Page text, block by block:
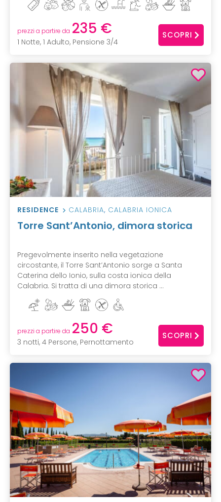
prezzi a partire da 235 €
1 Notte, 1 Adulto, Pensione 3/4
SCOPRI
RESIDENCE CALABRIA, CALABRIA IONICA
Torre Sant’Antonio, dimora storica
Pregevolmente inserito nella vegetazione
circostante, il Torre Sant’Antonio sorge a Santa
Caterina dello Ionio, sulla costa ionica della
Calabria. Si tratta di una dimora storica ...
prezzi a partire da 250 €
3 notti, 4 Persone, Pernottamento
SCOPRI